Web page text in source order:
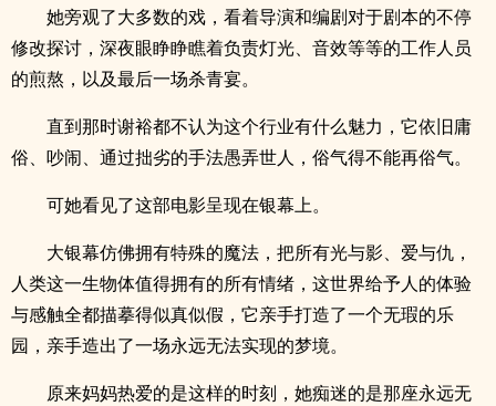
她旁观了大多数的戏，看着导演和编剧对于剧本的不停
修改探讨，深夜眼睁睁瞧着负责灯光、音效等等的工作人员
的煎熬，以及最后一场杀青宴。
直到那时谢裕都不认为这个行业有什么魅力，它依旧庸
俗、吵闹、通过拙劣的手法愚弄世人，俗气得不能再俗气。
可她看见了这部电影呈现在银幕上。
大银幕仿佛拥有特殊的魔法，把所有光与影、爱与仇，
人类这一生物体值得拥有的所有情绪，这世界给予人的体验
与感触全都描摹得似真似假，它亲手打造了一个无瑕的乐
园，亲手造出了一场永远无法实现的梦境。
原来妈妈热爱的是这样的时刻，她痴迷的是那座永远无